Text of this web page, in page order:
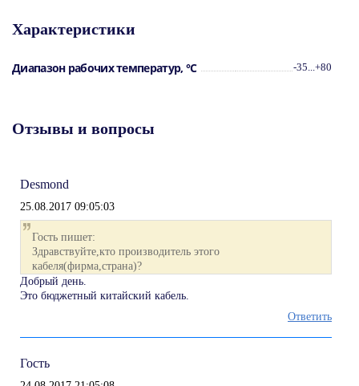
проводник - медь
Коэффициент укорочения - 0,6
Погонная емкость - 98 пФ/м
Характеристики
Диапазон рабочих температур, °С -35...+80
Отзывы и вопросы
Desmond
25.08.2017 09:05:03
Гость пишет:
Здравствуйте,кто производитель этого
кабеля(фирма,страна)?
Добрый день.
Это бюджетный китайский кабель.
Ответить
Гость